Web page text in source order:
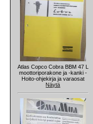
Atlas Copco Cobra BBM 47 L
moottoriporakone ja -kanki -
Hoito-ohjekirja ja varaosat
Näytä